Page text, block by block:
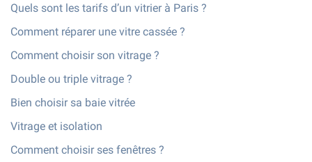
Quels sont les tarifs d’un vitrier à Paris ?
Comment réparer une vitre cassée ?
Comment choisir son vitrage ?
Double ou triple vitrage ?
Bien choisir sa baie vitrée
Vitrage et isolation
Comment choisir ses fenêtres ?